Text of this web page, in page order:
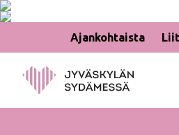
Ajankohtaista
sisältöön